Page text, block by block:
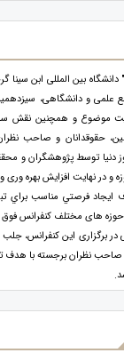
دانشگاه بین المللی ابن
علمی و دانشگاهی،
موضوع و همچنین نقش
حقوقدانان و صاحب نظران
دنیا توسط پژوهشگران و
و در نهایت افزایش بهره
ايجاد فرصتي مناسب براي
های مختلف کنفرانس فوق
در برگزاری این کنفرانس،
صاحب نظران برجسته با هدف